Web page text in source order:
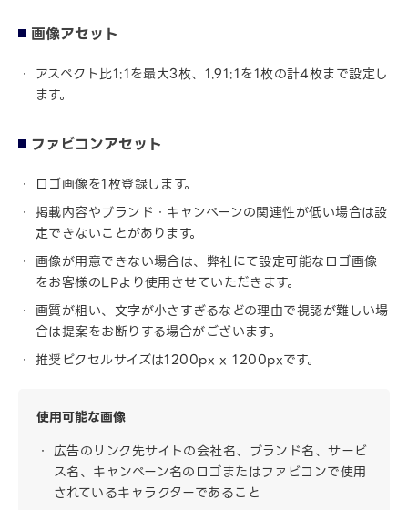
画像アセット
アスペクト比1:1を最大3枚、1.91:1を1枚の計4枚まで設定し
ます。
ファビコンアセット
ロゴ画像を1枚登録します。
掲載内容やブランド・キャンペーンの関連性が低い場合は設
定できないことがあります。
画像が用意できない場合は、弊社にて設定可能なロゴ画像
をお客様のLPより使用させていただきます。
画質が粗い、文字が小さすぎるなどの理由で視認が難しい場
合は提案をお断りする場合がございます。
推奨ピクセルサイズは1200px x 1200pxです。
使用可能な画像
広告のリンク先サイトの会社名、ブランド名、サービ
ス名、キャンペーン名のロゴまたはファビコンで使用
されているキャラクターであること